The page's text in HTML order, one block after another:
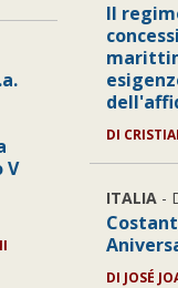
V
Il
DI
ITALIA -
DI JOSÉ